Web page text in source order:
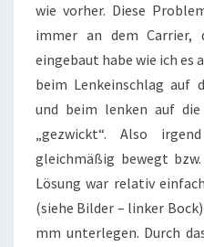
wie vorher. Diese
immer an dem
eingebaut habe wie ich es
beim Lenkeinschlag auf
und beim lenken auf
„gezwickt“. Also
gleichmäßig bewegt
Lösung war relativ
(siehe Bilder – linker
mm unterlegen. Durch